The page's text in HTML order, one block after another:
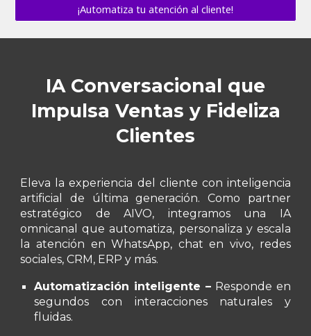
¡Automatiza tu atención al cliente!
IA Conversacional que
Impulsa Ventas y Fideliza
Clientes
Eleva la experiencia del cliente con inteligencia
artificial de última generación. Como partner
estratégico de AIVO, integramos una IA
omnicanal que automatiza, personaliza y escala
la atención enWhatsApp, chat en vivo, redes
sociales, CRM, ERP y más.
Automatización inteligente – Responde en
segundos con interacciones naturales y
fluidas.